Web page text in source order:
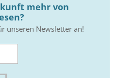
mehr von
unseren Newsletter an!